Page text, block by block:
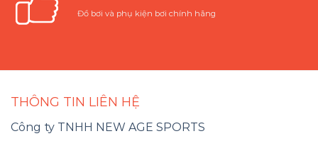
Đồ bơi và phụ kiện bơi chính hãng
THÔNG TIN LIÊN HỆ
Công ty TNHH NEW AGE SPORTS